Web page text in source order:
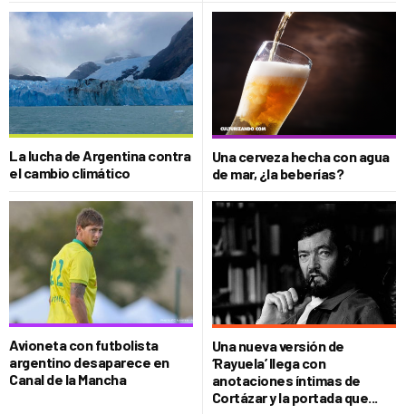
La lucha de Argentina contra
el cambio climático
Una cerveza hecha con agua
de mar, ¿la beberías?
Avioneta con futbolista
argentino desaparece en
Canal de la Mancha
Una nueva versión de
‘Rayuela’ llega con
anotaciones íntimas de
Cortázar y la portada que...